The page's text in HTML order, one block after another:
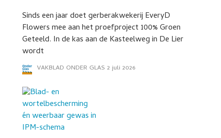
Sinds een jaar doet gerberakwekerij EveryD
Flowers mee aan het proefproject 100% Groen
Geteeld. In de kas aan de Kasteelweg in De Lier
wordt
VAKBLAD ONDER GLAS 2 juli 2026